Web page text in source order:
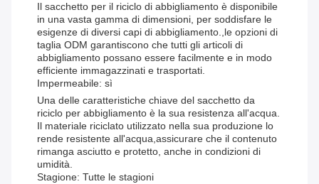
Il sacchetto per il riciclo di abbigliamento è disponibile
in una vasta gamma di dimensioni, per soddisfare le
esigenze di diversi capi di abbigliamento.,le opzioni di
taglia ODM garantiscono che tutti gli articoli di
abbigliamento possano essere facilmente e in modo
efficiente immagazzinati e trasportati.
Impermeabile: sì
Una delle caratteristiche chiave del sacchetto da
riciclo per abbigliamento è la sua resistenza all'acqua.
Il materiale riciclato utilizzato nella sua produzione lo
rende resistente all'acqua,assicurare che il contenuto
rimanga asciutto e protetto, anche in condizioni di
umidità.
Stagione: Tutte le stagioni